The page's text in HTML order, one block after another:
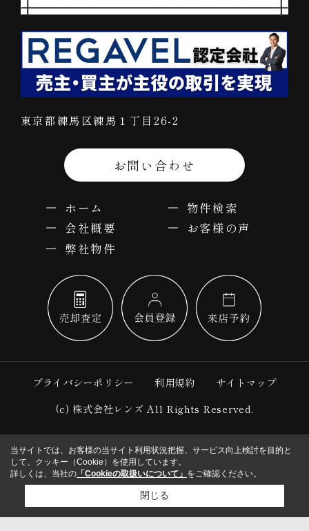
東京都練馬区練馬１丁目26-2
お問い合わせ
ホーム
物件検索
会社概要
お客様の声
弊社物件
プライバシーポリシー 利用規約
サイトマップ
(c) 株式会社レンズ All Rights Reserved.
当サイトでは、お客様の当サイト利用状況把握、サービス向上検討を目的と
して、クッキー（Cookie）を使用しています。
詳しくは、当社の 「Cookieの取扱いについて」 をご確認ください。
閉じる